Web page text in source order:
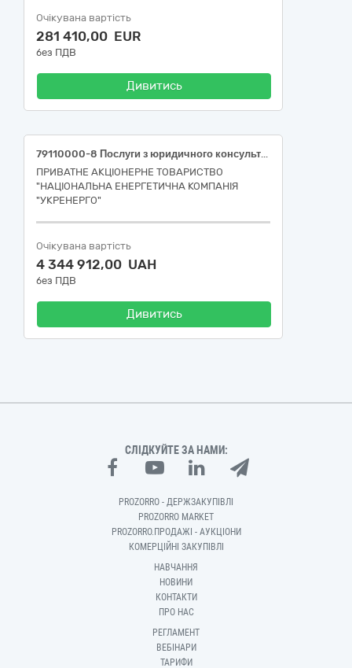
Очікувана вартість
281 410,00 EUR
без ПДВ
Дивитись
79110000-8 Послуги з юридичного консультування та юридичного представництва Послуги з юридичного консультування та юридичного представництва інтересів НЕК «Укренерго» при вирішенні спору в Сінгапурському міжнародному арбітражному центрі (м. Сінгапур)
ПРИВАТНЕ АКЦІОНЕРНЕ ТОВАРИСТВО
"НАЦІОНАЛЬНА ЕНЕРГЕТИЧНА КОМПАНІЯ
"УКРЕНЕРГО"
Очікувана вартість
4 344 912,00 UAH
без ПДВ
Дивитись
СЛІДКУЙТЕ ЗА НАМИ:
PROZORRO - ДЕРЖЗАКУПІВЛІ
PROZORRO MARKET
PROZORRO.ПРОДАЖІ - АУКЦІОНИ
КОМЕРЦІЙНІ ЗАКУПІВЛІ
НАВЧАННЯ
НОВИНИ
КОНТАКТИ
ПРО НАС
РЕГЛАМЕНТ
ВЕБІНАРИ
ТАРИФИ